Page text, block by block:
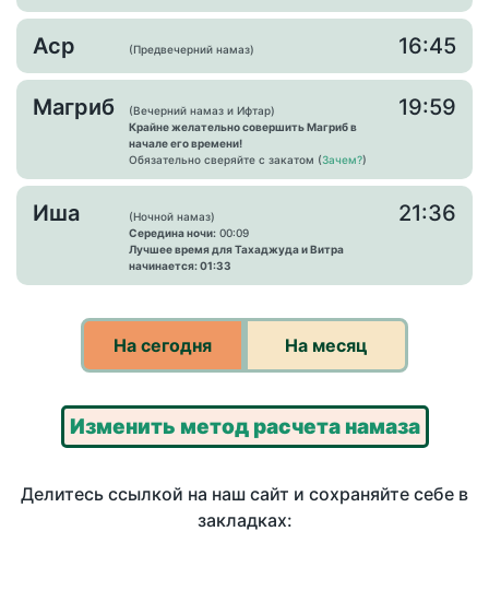
Аср (Предвечерний намаз) 16:45
Магриб
(Вечерний намаз и Ифтар)
Крайне желательно совершить Магриб в
начале его времени!
Обязательно сверяйте с закатом (Зачем?)
19:59
Иша
(Ночной намаз)
Середина ночи: 00:09
Лучшее время для Тахаджуда и Витра
начинается: 01:33
21:36
На сегодня На месяц
Изменить метод расчета намаза
Делитесь ссылкой на наш сайт и сохраняйте себе в
закладках: